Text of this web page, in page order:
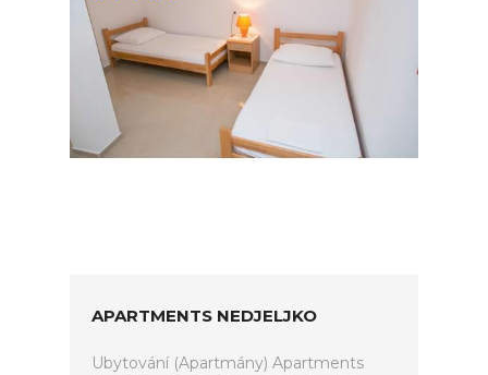
APARTMENTS NEDJELJKO
Ubytování (Apartmány) Apartments